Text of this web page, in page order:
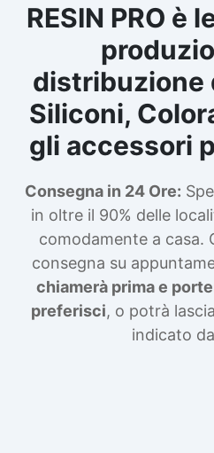
RESIN PRO è
distribuzione
Siliconi,
gli accessori
Consegna in 24 Ore:
in oltre il 90% delle
comodamente a casa.
consegna su
chiamerà prima e
preferisci, o potrà
indicato